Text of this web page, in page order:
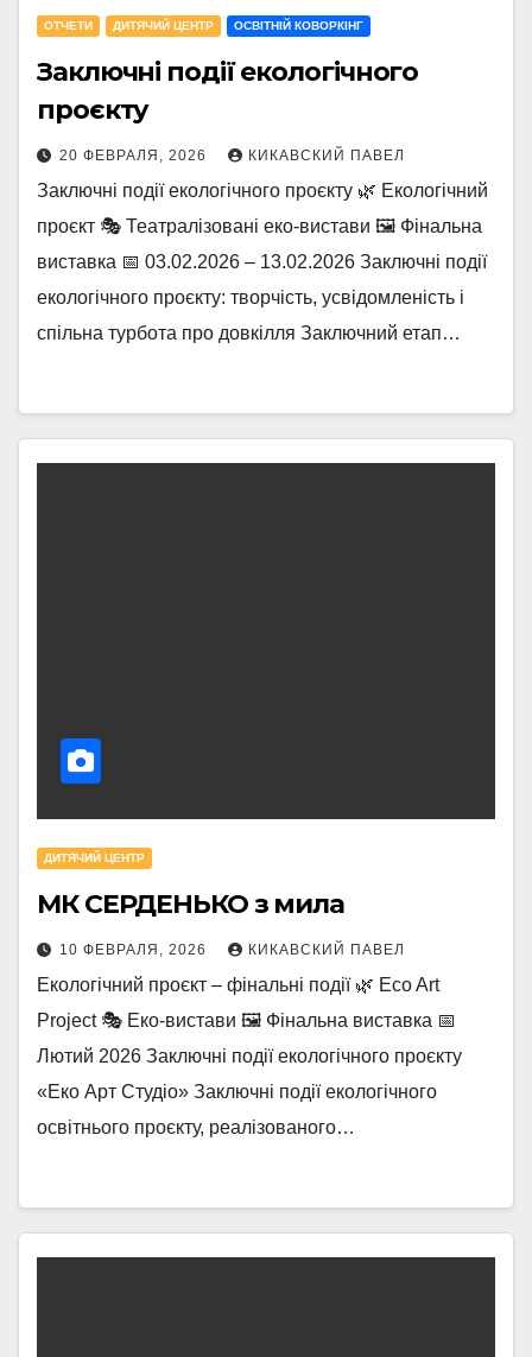
OТЧЕТИ ДИТЯЧИЙ ЦЕНТР ОСВІТНІЙ КОВОРКІНГ
Заключні події екологічного
проєкту
20 ФЕВРАЛЯ, 2026 КИКАВСКИЙ ПАВЕЛ
Заключні події екологічного проєкту 🌿 Екологічний
проєкт 🎭 Театралізовані еко-вистави 🖼️ Фінальна
виставка 📅 03.02.2026 – 13.02.2026 Заключні події
екологічного проєкту: творчість, усвідомленість і
спільна турбота про довкілля Заключний етап…
ДИТЯЧИЙ ЦЕНТР
МК СЕРДЕНЬКО з мила
10 ФЕВРАЛЯ, 2026 КИКАВСКИЙ ПАВЕЛ
Екологічний проєкт – фінальні події 🌿 Eco Art
Project 🎭 Еко-вистави 🖼 Фінальна виставка 📅
Лютий 2026 Заключні події екологічного проєкту
«Еко Арт Студіо» Заключні події екологічного
освітнього проєкту, реалізованого…